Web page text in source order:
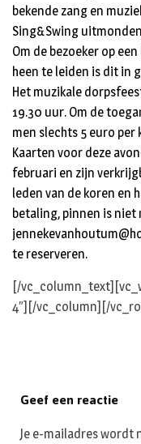
bekende zang en
Sing&Swing
Om de bezoeker op
heen te leiden is dit in
Het muzikale
19.30 uur. Om de
men slechts 5 euro per
Kaarten voor deze
februari en zijn
leden van de koren en
betaling, pinnen is niet
te reserveren.
[/
4″][/vc_column][/
Geef een reactie
Je e-mailadres wordt